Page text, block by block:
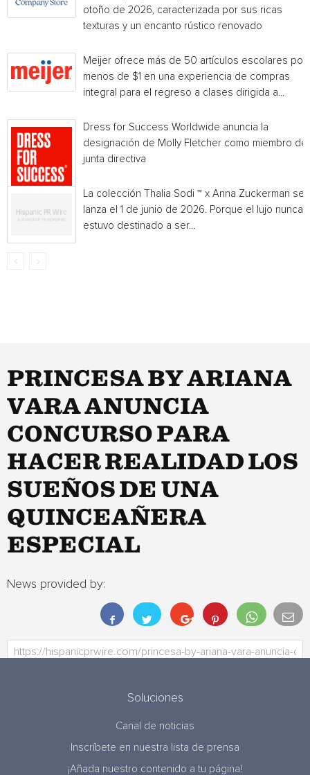
otoño de 2026, caracterizada por sus ricas
texturas y un encanto rústico renovado
Meijer ofrece más de 50 artículos escolares por
menos de $1 en una experiencia de compras
integral para el regreso a clases dirigida a...
Dress for Success Worldwide anuncia la
designación de Molly Fletcher como miembro de
junta directiva
La colección Thalia Sodi ™ x Anna Zuckerman se
lanza el 1 de junio de 2026. Porque el lujo nunca
estuvo destinado a ser...
PRINCESA BY ARIANA
VARA ANUNCIA
CONCURSO PARA
HACER REALIDAD LOS
SUEÑOS DE UNA
QUINCEAÑERA
ESPECIAL
News provided by:
Soluciones
Canal de noticias
Inscríbete en nuestra lista de prensa
¡Añada nuestro contenido a tu página!